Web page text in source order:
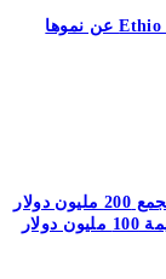
شركة Simile الناشئة ذات المستخدم الاصطناعي تجمع 200 مليون دولار